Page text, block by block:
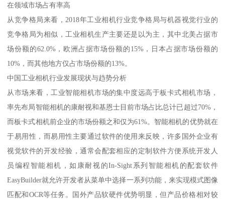
在领域市场占有率高
从竞争格局来看，2018年工业相机行业竞争格局与机器视觉行业的
竞争格局为相似，工业相机生产主要还是以为主，其中北美占据市
场份额的62.0%，欧洲占据市场份额的15%，日本占据市场份额的
10%，而其他地方仅占市场份额的13%。
中国工业相机行业发展现状与趋势分析
从市场来看，工业智能相机市场的集中度远高于板卡式相机市场，
率先布局智能相机的康耐视和基恩士目前市场占比总计已超过70%，
而板卡式相机前企业的市场份额之和仅为61%。智能相机的优势就在
于易用性，而易用性主要通过软件的使用来反映，许多国外企业有
视觉软件的开发经验，通常会配套相应的定制软件方便系统开发人
员编程智能相机，如康耐视的In-Sight系列智能相机的配套软件
EasyBuilder就允许开发者从菜单中选择一系列功能，来实现模式图像
匹配和OCR等任务。国外产品软硬件优势明显，但产品价格相对较